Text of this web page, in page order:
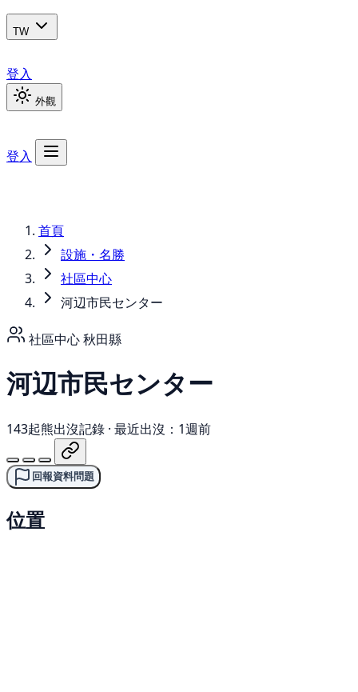
TW
登入
外觀
登入
首頁
設施・名勝
社區中心
河辺市民センター
社區中心秋田縣
河辺市民センター
143起熊出沒記錄 · 最近出沒：1週前
回報資料問題
位置